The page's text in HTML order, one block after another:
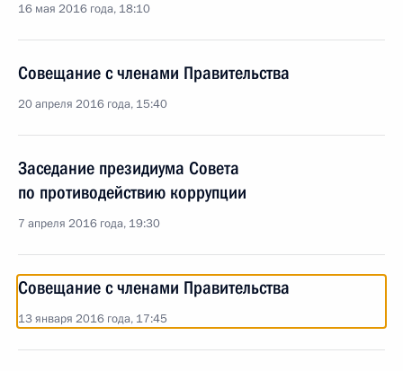
16 мая 2016 года, 18:10
Совещание с членами Правительства
20 апреля 2016 года, 15:40
Заседание президиума Совета
по противодействию коррупции
7 апреля 2016 года, 19:30
Совещание с членами Правительства
13 января 2016 года, 17:45